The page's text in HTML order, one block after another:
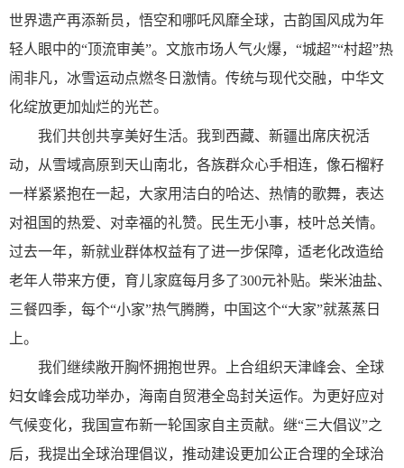
世界遗产再添新员，悟空和哪吒风靡全球，古韵国风成为年
轻人眼中的“顶流审美”。文旅市场人气火爆，“城超”“村超”热
闹非凡，冰雪运动点燃冬日激情。传统与现代交融，中华文
化绽放更加灿烂的光芒。
我们共创共享美好生活。我到西藏、新疆出席庆祝活
动，从雪域高原到天山南北，各族群众心手相连，像石榴籽
一样紧紧抱在一起，大家用洁白的哈达、热情的歌舞，表达
对祖国的热爱、对幸福的礼赞。民生无小事，枝叶总关情。
过去一年，新就业群体权益有了进一步保障，适老化改造给
老年人带来方便，育儿家庭每月多了300元补贴。柴米油盐、
三餐四季，每个“小家”热气腾腾，中国这个“大家”就蒸蒸日
上。
我们继续敞开胸怀拥抱世界。上合组织天津峰会、全球
妇女峰会成功举办，海南自贸港全岛封关运作。为更好应对
气候变化，我国宣布新一轮国家自主贡献。继“三大倡议”之
后，我提出全球治理倡议，推动建设更加公正合理的全球治